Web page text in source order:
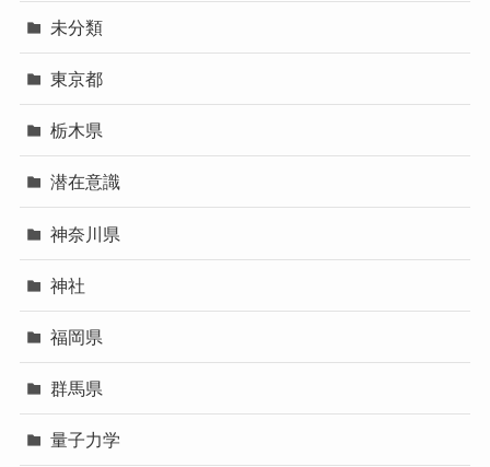
未分類
東京都
栃木県
潜在意識
神奈川県
神社
福岡県
群馬県
量子力学